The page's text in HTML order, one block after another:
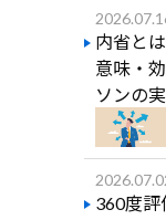
内省と
意味・
ソンの
360度評